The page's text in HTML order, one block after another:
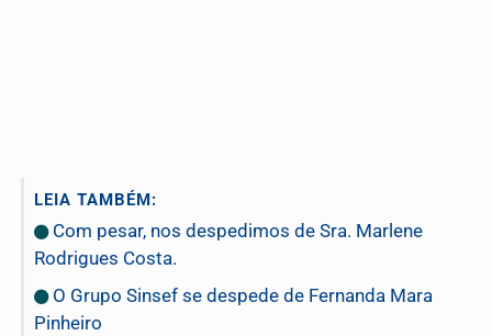
LEIA TAMBÉM:
Com pesar, nos despedimos de Sra. Marlene
Rodrigues Costa.
O Grupo Sinsef se despede de Fernanda Mara
Pinheiro